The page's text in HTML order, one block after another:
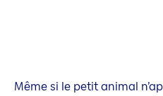
Même si le petit animal